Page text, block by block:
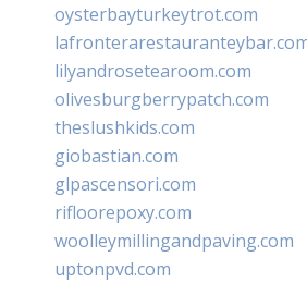
oysterbayturkeytrot.com
lilyandrosetearoom.com
olivesburgberrypatch.com
theslushkids.com
giobastian.com
glpascensori.com
rifloorepoxy.com
woolleymillingandpaving.com
uptonpvd.com